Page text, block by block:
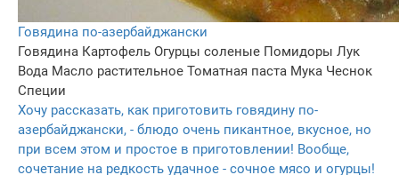
Говядина по-азербайджански
Говядина Картофель Огурцы соленые Помидоры Лук
Вода Масло растительное Томатная паста Мука Чеснок
Специи
Хочу рассказать, как приготовить говядину по-
азербайджански, - блюдо очень пикантное, вкусное, но
при всем этом и простое в приготовлении! Вообще,
сочетание на редкость удачное - сочное мясо и огурцы!